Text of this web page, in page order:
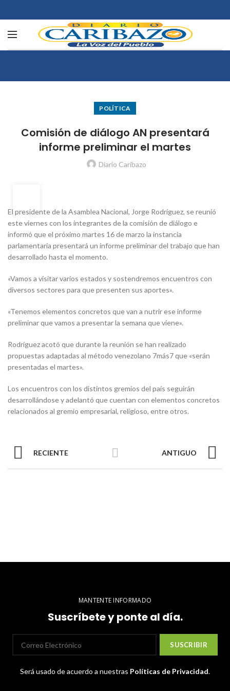
POLÍTICA
Comisión de diálogo AN presentará
informe preliminar el martes
Diario Caribazo
El presidente de la Asamblea Nacional, Jorge Rodríguez, se reunió
este viernes con los integrantes de la comisión de diálogo e
informó que el próximo martes 16 de marzo la instancia
parlamentaria presentará un informe preliminar del trabajo que han
desarrollado hasta el momento.
«Vamos a visitar varios estados y sostendremos encuentros con
diversos sectores para que presenten sus aportes».
«Tenemos elementos concretos que van a nutrir ese informe
preliminar que vamos a presentar la semana que viene».
Rodríguez acotó que durante la reunión se han realizado
propuestas adaptadas al método venezolano 7más7 que «serán
presentadas el martes».
Los encuentros con los distintos gremios del país seguirán
desarrollándose y adelantó que cuentan con elementos concretos
relacionados al gremio empresarial, religioso, entre otros.
RECIENTE ANTIGUO
MANTENTE INFORMADO
Suscríbete y ponte al día.
Será usado de acuerdo a nuestras Políticas de Privacidad.